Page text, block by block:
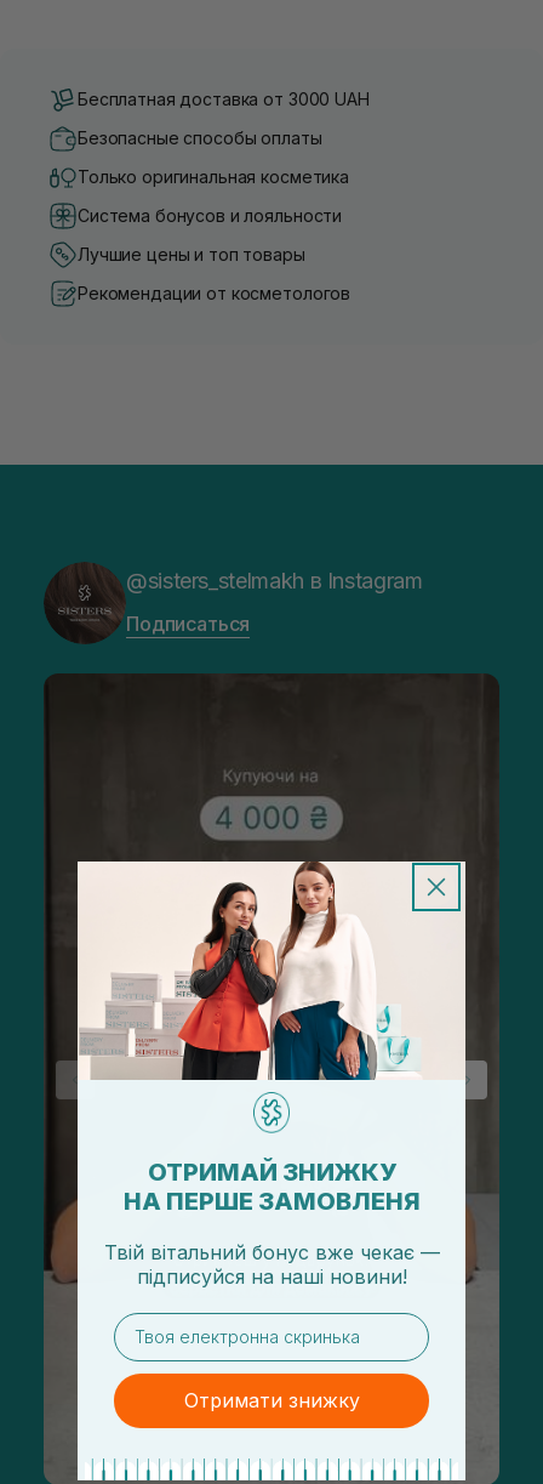
Бесплатная доставка от 3000 UAH
Безопасные способы оплаты
Только оригинальная косметика
Система бонусов и лояльности
Лучшие цены и топ товары
Рекомендации от косметологов
@sisters_stelmakh в Instagram
Подписаться
ОТРИМАЙ ЗНИЖКУ
НА ПЕРШЕ ЗАМОВЛЕНЯ
Твій вітальний бонус вже чекає —
підписуйся на наші новини!
email
Отримати знижку